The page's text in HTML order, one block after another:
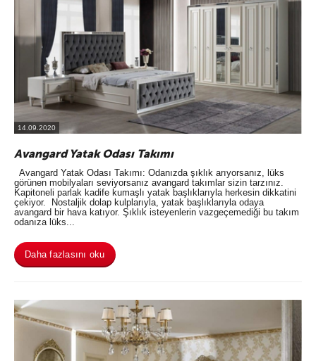
14.09.2020
Avangard Yatak Odası Takımı
Avangard Yatak Odası Takımı: Odanızda şıklık arıyorsanız, lüks
görünen mobilyaları seviyorsanız avangard takımlar sizin tarzınız.
Kapitoneli parlak kadife kumaşlı yatak başlıklarıyla herkesin dikkatini
çekiyor. Nostaljik dolap kulplarıyla, yatak başlıklarıyla odaya
avangard bir hava katıyor. Şıklık isteyenlerin vazgeçemediği bu takım
odanıza lüks...
Daha fazlasını oku